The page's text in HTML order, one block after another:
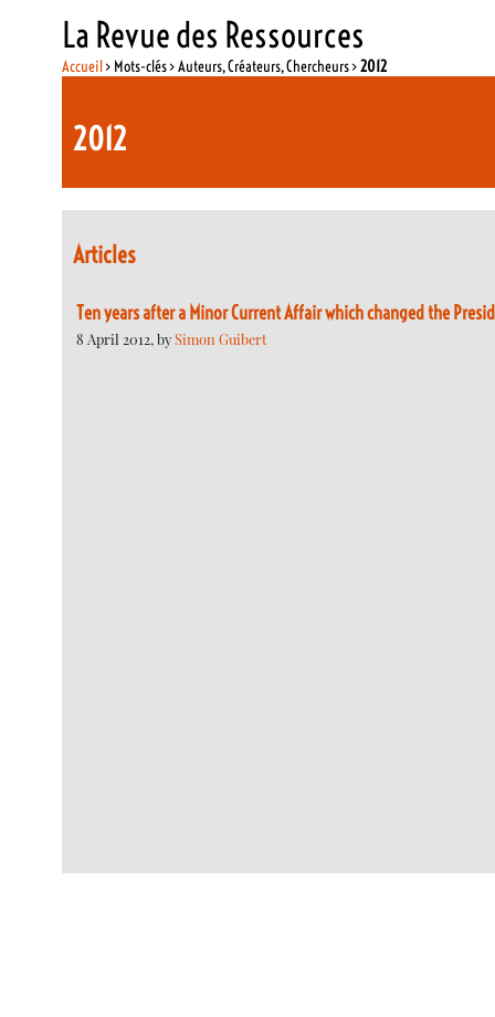
La Revue des Ressources
Accueil> Mots-clés > Auteurs, Créateurs, Chercheurs >2012
2012
Articles
Ten years after a Minor Current Affair which changed the
8 April 2012, bySimon Guibert